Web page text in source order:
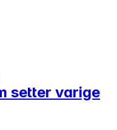
setter varige